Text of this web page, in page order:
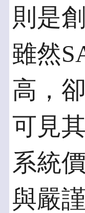
則是
雖然
高，
可見
系統
與嚴